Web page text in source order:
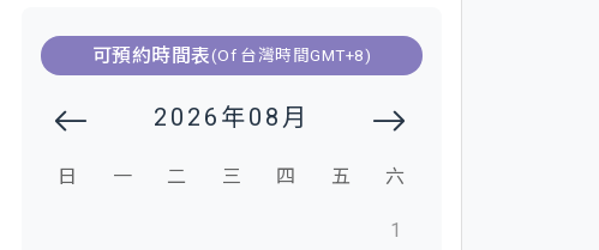
可預約時間表(Of 台灣時間GMT+8)
2026年08月
日 一 二 三 四 五 六
1